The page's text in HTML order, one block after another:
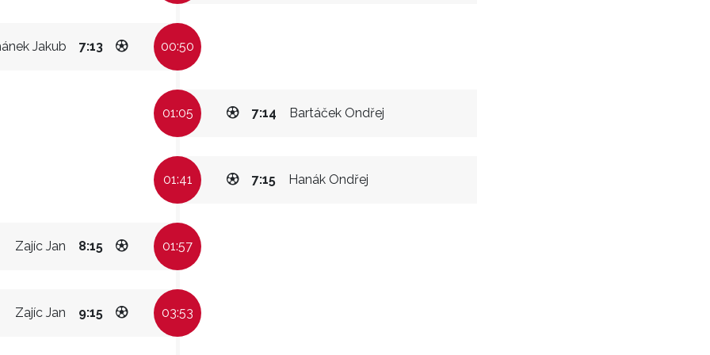
Jakub 7:13 00:50
01:05 Bartáček Ondřej
7:14
01:41 Hanák Ondřej
7:15
Zajíc Jan 8:15 01:57
Zajíc Jan 9:15 03:53